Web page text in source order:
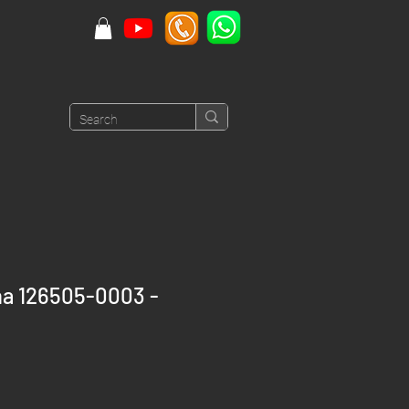
126505-0003 -